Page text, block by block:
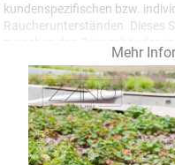
kundenspezifischen bzw.
Raucherunterständen. Dieses
besonderen Flair besitzen die
Laminate. Deren Verwendung
überdurchschnittliche
Witterungseinflüssen und
Konstruktion der Möbel ist
RAL 9005 pulverbeschichtet
Studio wurden folgende
Mehr